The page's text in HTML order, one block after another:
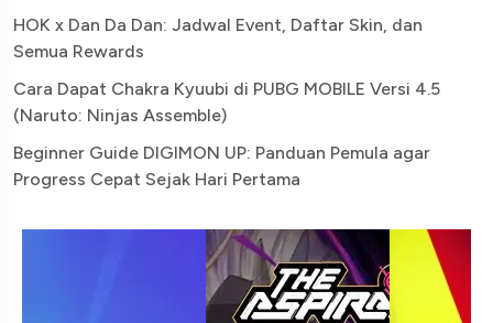
HOK x Dan Da Dan: Jadwal Event, Daftar Skin, dan
Semua Rewards
Cara Dapat Chakra Kyuubi di PUBG MOBILE Versi 4.5
(Naruto: Ninjas Assemble)
Beginner Guide DIGIMON UP: Panduan Pemula agar
Progress Cepat Sejak Hari Pertama